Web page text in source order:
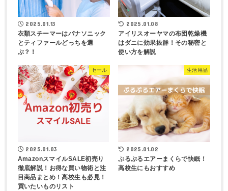
2025.01.13
衣類スチーマーはパナソニック
とティファールどっちを選
ぶ？！
2025.01.08
アイリスオーヤマの布団乾燥機
はダニに効果抜群！その秘密と
使い方を解説
セール
2025.01.03
AmazonスマイルSALE初売り
徹底解説！お得な買い物術と注
目商品まとめ！高校生も必見！
買いたいものリスト
生活用品
2025.01.02
ぷるぷるエアーまくらで快眠！
高校生にもおすすめ